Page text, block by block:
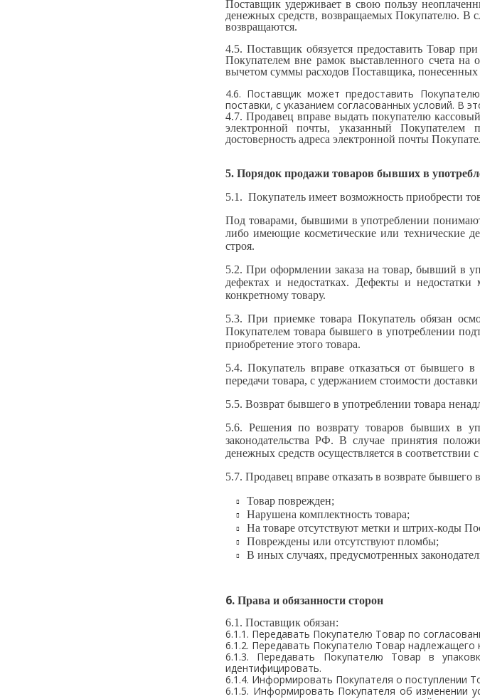
Поставщик удерживает в свою пользу
денежных средств, возвращаемых Покупателю. В
возвращаются.
4.5. Поставщик обязуется предоставить Товар
Покупателем вне рамок выставленного счета на
вычетом суммы расходов Поставщика, понесенных
4.6. Поставщик может предоставить
поставки, с указанием согласованных условий. В
4.7. Продавец вправе выдать покупателю
электронной почты, указанный
достоверность адреса электронной почты
5. Порядок продажи товаров бывших в
5.1. Покупатель имеет возможность приобрести
Под товарами, бывшими в употреблении
либо имеющие косметические или технические
строя.
5.2. При оформлении заказа на товар, бывший в
дефектах и недостатках. Дефекты и
конкретному товару.
5.3. При приемке товара Покупатель обязан
Покупателем товара бывшего в употреблении
приобретение этого товара.
5.4. Покупатель вправе отказаться от бывшего
передачи товара, с удержанием стоимости
5.5. Возврат бывшего в употреблении товара
5.6. Решения по возврату товаров бывших в
законодательства РФ. В случае принятия
денежных средств осуществляется в
5.7. Продавец вправе отказать в возврате
Товар поврежден;
Нарушена комплектность товара;
На товаре отсутствуют метки и штрих-коды
Повреждены или отсутствуют пломбы;
В иных случаях, предусмотренных
6. Права и обязанности сторон
6.1. Поставщик обязан:
6.1.1. Передавать Покупателю Товар по
6.1.2. Передавать Покупателю Товар надлежащего
6.1.3. Передавать Покупателю Товар в
идентифицировать.
6.1.4. Информировать Покупателя о поступлении
6.1.5. Информировать Покупателя об изменении